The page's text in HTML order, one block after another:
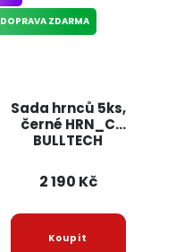
Sada hrnců 5ks,
černé HRN_C
BULLTECH
DOPRAVA ZDARMA
2 190 Kč